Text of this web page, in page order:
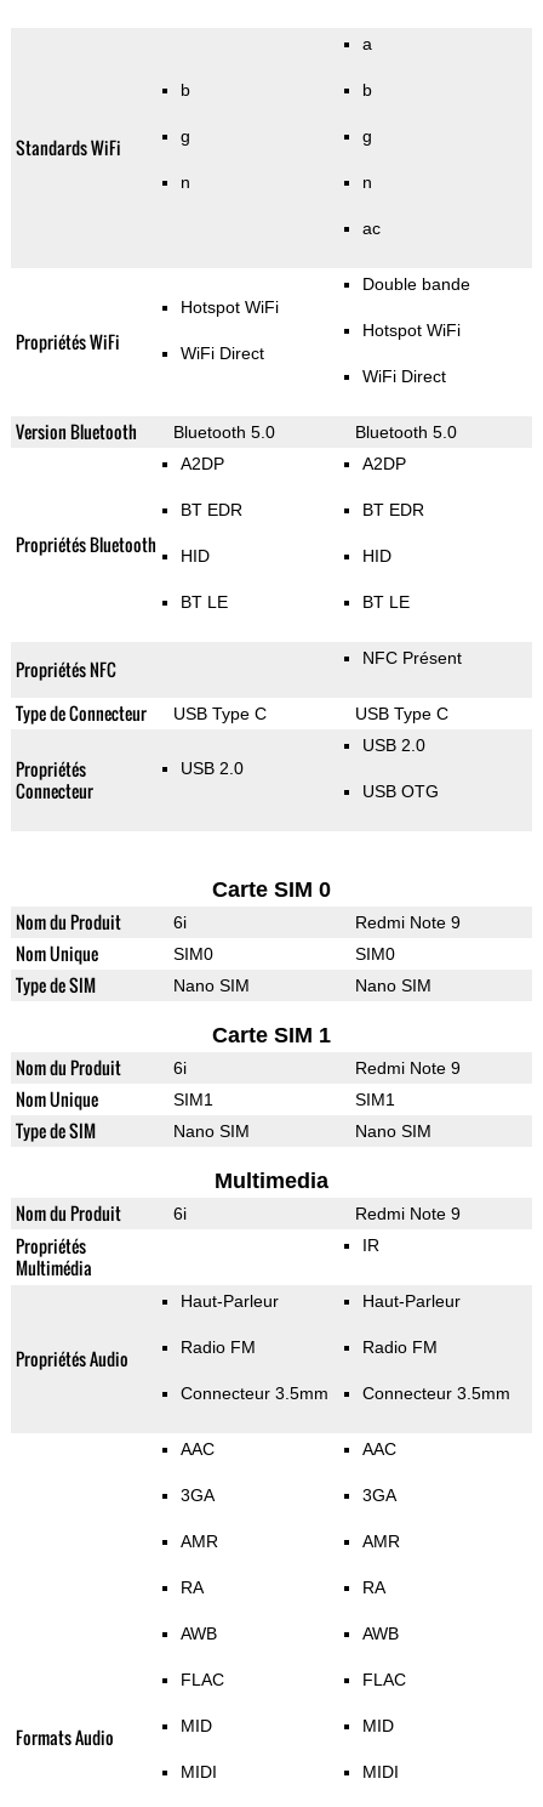
Standards WiFi
b
g
n
a
b
g
n
ac
Propriétés WiFi
Hotspot WiFi
WiFi Direct
Double bande
Hotspot WiFi
WiFi Direct
Version Bluetooth Bluetooth 5.0 Bluetooth 5.0
Propriétés Bluetooth
A2DP
BT EDR
HID
BT LE
A2DP
BT EDR
HID
BT LE
Propriétés NFC NFC Présent
Type de Connecteur USB Type C USB Type C
Propriétés
Connecteur
USB 2.0
USB 2.0
USB OTG
Carte SIM 0
Nom du Produit 6i Redmi Note 9
Nom Unique SIM0 SIM0
Type de SIM Nano SIM Nano SIM
Carte SIM 1
Nom du Produit 6i Redmi Note 9
Nom Unique SIM1 SIM1
Type de SIM Nano SIM Nano SIM
Multimedia
Nom du Produit 6i Redmi Note 9
Propriétés
Multimédia
IR
Propriétés Audio
Haut-Parleur
Radio FM
Connecteur 3.5mm
Haut-Parleur
Radio FM
Connecteur 3.5mm
Formats Audio
AAC
3GA
AMR
RA
AWB
FLAC
MID
MIDI
AAC
3GA
AMR
RA
AWB
FLAC
MID
MIDI